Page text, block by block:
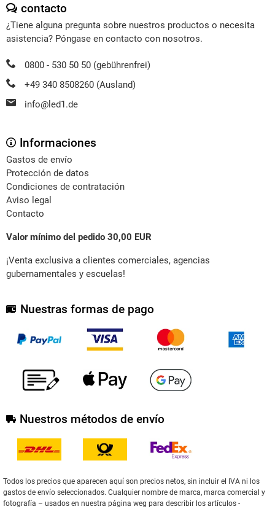
contacto
¿Tiene alguna pregunta sobre nuestros productos o necesita
asistencia? Póngase en contacto con nosotros.
0800 - 530 50 50 (gebührenfrei)
+49 340 8508260 (Ausland)
info@led1.de
Informaciones
Gastos de envío
Protección de datos
Condiciones de contratación
Aviso legal
Contacto
Valor mínimo del pedido 30,00 EUR
¡Venta exclusiva a clientes comerciales, agencias
gubernamentales y escuelas!
Nuestras formas de pago
Nuestros métodos de envío
Todos los precios que aparecen aquí son precios netos, sin incluir el IVA ni los
gastos de envío seleccionados. Cualquier nombre de marca, marca comercial y
fotografía – usados en nuestra página weg para describir los artículos -